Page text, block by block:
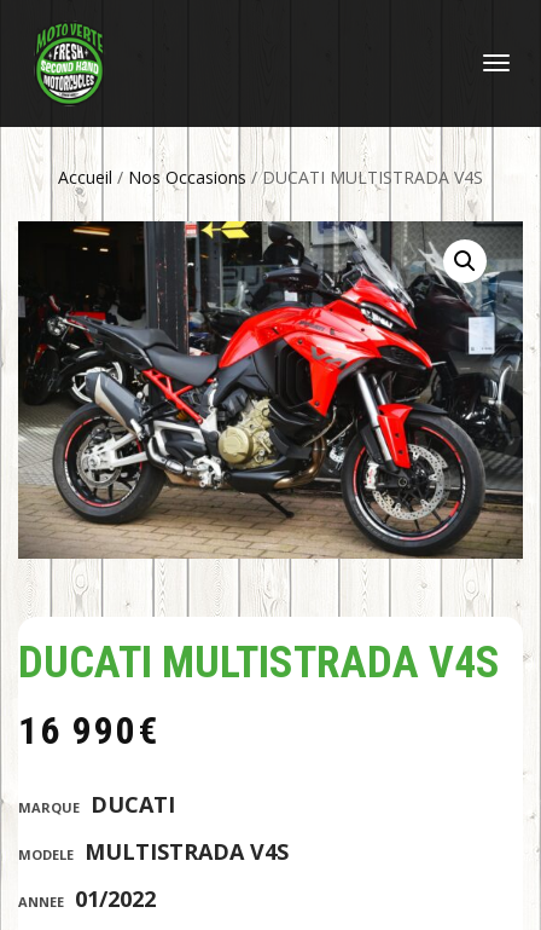
DÉPLIER
Accueil / Nos Occasions / DUCATI MULTISTRADA V4S
DUCATI MULTISTRADA V4S
16 990€
MARQUE DUCATI
MODELE MULTISTRADA V4S
ANNEE 01/2022